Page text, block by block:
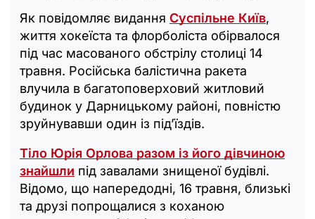
Як повідомляє видання Суспільне Київ,
життя хокеїста та флорболіста обірвалося
під час масованого обстрілу столиці 14
травня. Російська балістична ракета
влучила в багатоповерховий житловий
будинок у Дарницькому районі, повністю
зруйнувавши один із під’їздів.
Тіло Юрія Орлова разом із його дівчиною
знайшли під завалами знищеної будівлі.
Відомо, що напередодні, 16 травня, близькі
та друзі попрощалися з коханою